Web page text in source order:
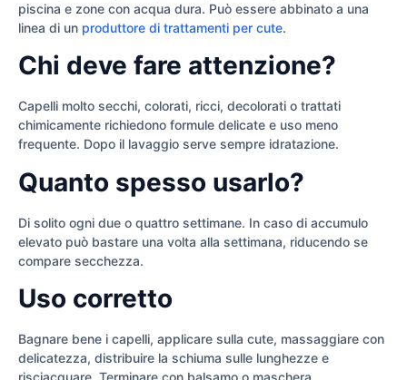
piscina e zone con acqua dura. Può essere abbinato a una
linea di un produttore di trattamenti per cute.
Chi deve fare attenzione?
Capelli molto secchi, colorati, ricci, decolorati o trattati
chimicamente richiedono formule delicate e uso meno
frequente. Dopo il lavaggio serve sempre idratazione.
Quanto spesso usarlo?
Di solito ogni due o quattro settimane. In caso di accumulo
elevato può bastare una volta alla settimana, riducendo se
compare secchezza.
Uso corretto
Bagnare bene i capelli, applicare sulla cute, massaggiare con
delicatezza, distribuire la schiuma sulle lunghezze e